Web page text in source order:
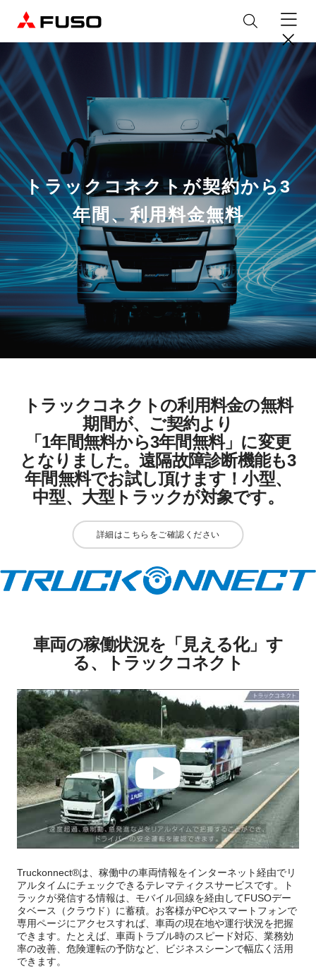
製品情報
トラック
eCanter
小型EVトラック
Canter
小型トラック
Super Great
バス
Rosa
小型バス
Aero Queen/Ace
大型バス
Aero Star
大型バス
産業用エンジン
産業用エンジン
全製品
eモビリティ
中古車
クイックリンク
デジタル
トラックコネクト
& バスコネクト
テレマティクスソリューション
WISE Systems
デジタル製品
パーツ＆サービス
パーツ＆アクセサリー
オンラインパーツショップについて
三菱ふそう純正部品
ふそうバリューパーツ
純正アクセサリー
純正油脂ケミカル
純正リマニ部品
サービス
純正メンテナンス・車検・点検
FUSO VALUE
材料調査・分析サービス
ふそうの高品質調査 マテリアルラボ
三菱ふそう_ショップ
購入サポート
DTFSA企業情報
プライバシーポリシー
DTFSA: 社員等個人情報の取扱いについて
反社会的勢力に対する基本方針
指定信用情報機関
商品案内
FUSOパワーリース
FUSOあんしんリース
FUSOマイレージリース
オートローン
FUSO VALUE
ラフィットプラス
FUSOアシスト
FUSOリース
FUSOリース カスタマーサポート
お知らせ
ニュースリリース
企業からのお知らせ
お客様へのお知らせ
リコール情報
採用情報
販売店検索
English
トラックコネクトが契約から3
年間、利用料金無料
トラックコネクトの利用料金の無料
期間が、ご契約より
「1年間無料から3年間無料」に変更
となりました。遠隔故障診断機能も3
年間無料でお試し頂けます！小型、
中型、大型トラックが対象です。
詳細はこちらをご確認ください
車両の稼働状況を「見える化」す
る、トラックコネクト
Truckonnect®は、稼働中の車両情報をインターネット経由でリ
アルタイムにチェックできるテレマティクスサービスです。ト
ラックが発信する情報は、モバイル回線を経由してFUSOデー
タベース（クラウド）に蓄積。お客様がPCやスマートフォンで
専用ページにアクセスすれば、車両の現在地や運行状況を把握
できます。たとえば、車両トラブル時のスピード対応、業務効
率の改善、危険運転の予防など、ビジネスシーンで幅広く活用
できます。